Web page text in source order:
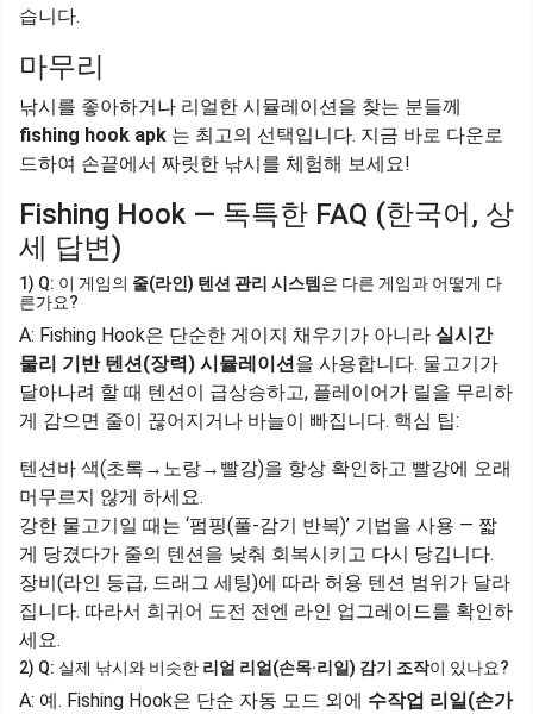
습니다.
마무리
낚시를 좋아하거나 리얼한 시뮬레이션을 찾는 분들께
fishing hook apk 는 최고의 선택입니다. 지금 바로 다운로
드하여 손끝에서 짜릿한 낚시를 체험해 보세요!
Fishing Hook — 독특한 FAQ (한국어, 상
세 답변)
1) Q: 이 게임의 줄(라인) 텐션 관리 시스템 은 다른 게임과 어떻게 다
른가요?
A: Fishing Hook은 단순한 게이지 채우기가 아니라 실시간
물리 기반 텐션(장력) 시뮬레이션을 사용합니다. 물고기가
달아나려 할 때 텐션이 급상승하고, 플레이어가 릴을 무리하
게 감으면 줄이 끊어지거나 바늘이 빠집니다. 핵심 팁:
텐션바 색(초록→노랑→빨강)을 항상 확인하고 빨강에 오래
머무르지 않게 하세요.
강한 물고기일 때는 ‘펌핑(풀-감기 반복)’ 기법을 사용 — 짧
게 당겼다가 줄의 텐션을 낮춰 회복시키고 다시 당깁니다.
장비(라인 등급, 드래그 세팅)에 따라 허용 텐션 범위가 달라
집니다. 따라서 희귀어 도전 전엔 라인 업그레이드를 확인하
세요.
2) Q: 실제 낚시와 비슷한 리얼 리얼(손목·리일) 감기 조작이 있나요?
A: 예. Fishing Hook은 단순 자동 모드 외에 수작업 리일(손가